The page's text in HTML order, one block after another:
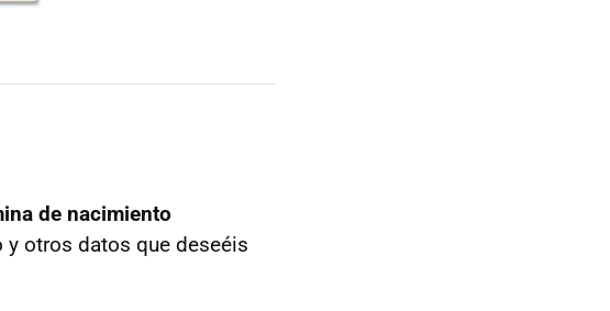
de nacimiento
otros datos que deseéis